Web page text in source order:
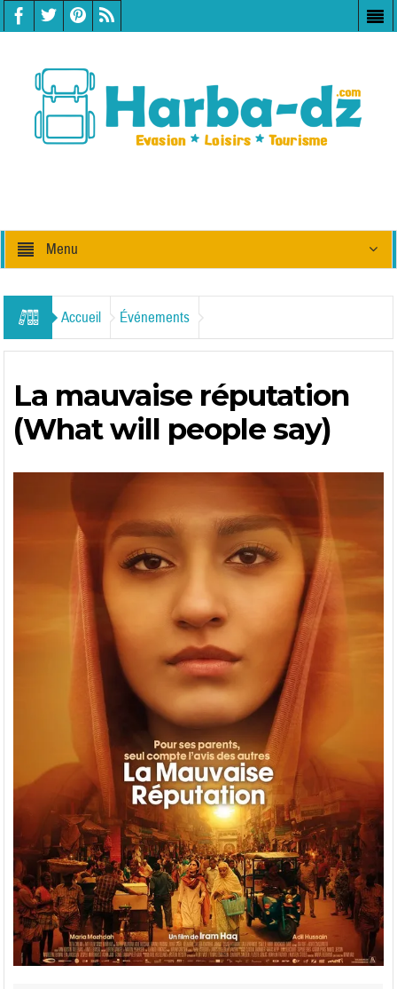
Menu
Accueil Événements
La mauvaise réputation
(What will people say)